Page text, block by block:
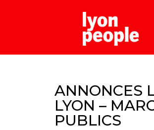
ANNONCES
LYON –
PUBLICS